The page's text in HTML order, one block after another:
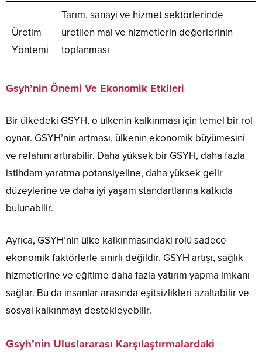
Üretim
Yöntemi
Tarım, sanayi ve hizmet sektörlerinde
üretilen mal ve hizmetlerin değerlerinin
toplanması
Gsyh’nin Önemi Ve Ekonomik Etkileri
Bir ülkedeki GSYH, o ülkenin kalkınması için temel bir rol
oynar. GSYH’nin artması, ülkenin ekonomik büyümesini
ve refahını artırabilir. Daha yüksek bir GSYH, daha fazla
istihdam yaratma potansiyeline, daha yüksek gelir
düzeylerine ve daha iyi yaşam standartlarına katkıda
bulunabilir.
Ayrıca, GSYH’nin ülke kalkınmasındaki rolü sadece
ekonomik faktörlerle sınırlı değildir. GSYH artışı, sağlık
hizmetlerine ve eğitime daha fazla yatırım yapma imkanı
sağlar. Bu da insanlar arasında eşitsizlikleri azaltabilir ve
sosyal kalkınmayı destekleyebilir.
Gsyh’nin Uluslararası Karşılaştırmalardaki